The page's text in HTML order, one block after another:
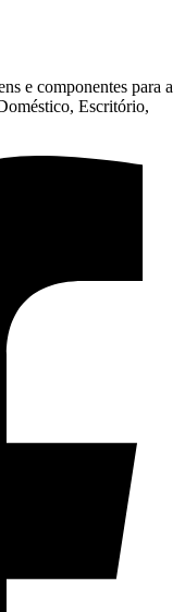
e componentes para a
Escritório,